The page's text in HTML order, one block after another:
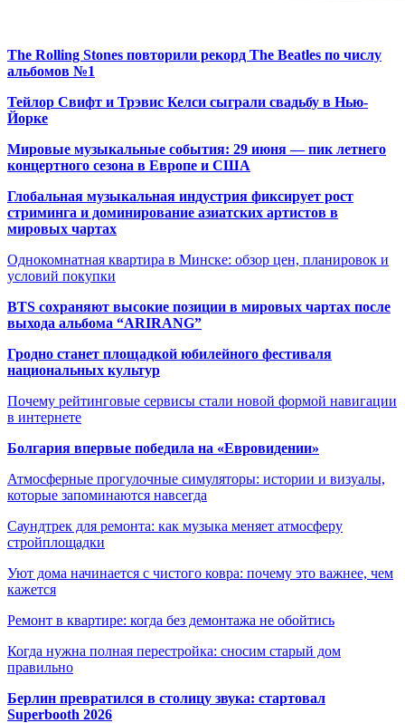
The Rolling Stones повторили рекорд The Beatles по числу
альбомов №1
Тейлор Свифт и Трэвис Келси сыграли свадьбу в Нью-
Йорке
Мировые музыкальные события: 29 июня — пик летнего
концертного сезона в Европе и США
Глобальная музыкальная индустрия фиксирует рост
стриминга и доминирование азиатских артистов в
мировых чартах
Однокомнатная квартира в Минске: обзор цен, планировок и
условий покупки
BTS сохраняют высокие позиции в мировых чартах после
выхода альбома “ARIRANG”
Гродно станет площадкой юбилейного фестиваля
национальных культур
Почему рейтинговые сервисы стали новой формой навигации
в интернете
Болгария впервые победила на «Евровидении»
Атмосферные прогулочные симуляторы: истории и визуалы,
которые запоминаются навсегда
Саундтрек для ремонта: как музыка меняет атмосферу
стройплощадки
Уют дома начинается с чистого ковра: почему это важнее, чем
кажется
Ремонт в квартире: когда без демонтажа не обойтись
Когда нужна полная перестройка: сносим старый дом
правильно
Берлин превратился в столицу звука: стартовал
Superbooth 2026